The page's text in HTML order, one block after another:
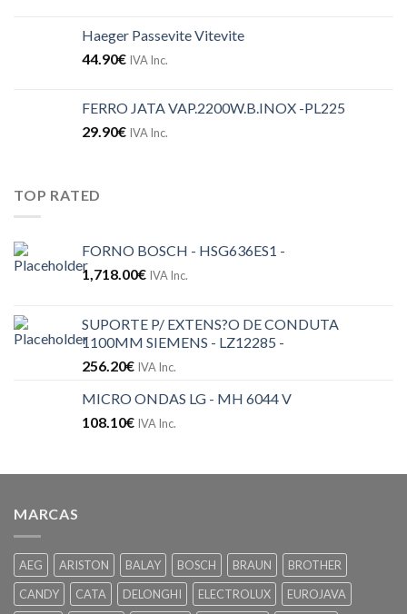
Haeger Passevite Vitevite
44.90€ IVA Inc.
FERRO JATA VAP.2200W.B.INOX -PL225
29.90€ IVA Inc.
TOP RATED
FORNO BOSCH - HSG636ES1 -
1,718.00€ IVA Inc.
SUPORTE P/ EXTENS?O DE CONDUTA
1100MM SIEMENS - LZ12285 -
256.20€ IVA Inc.
MICRO ONDAS LG - MH 6044 V
108.10€ IVA Inc.
MARCAS
AEG ARISTON BALAY BOSCH BRAUN
BROTHER
CANDY
CATA DELONGHI ELECTROLUX EUROJAVA